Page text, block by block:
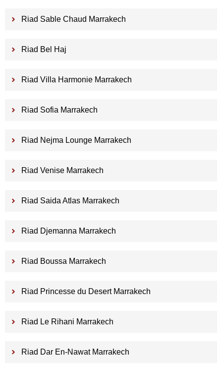
Riad Sable Chaud Marrakech
Riad Bel Haj
Riad Villa Harmonie Marrakech
Riad Sofia Marrakech
Riad Nejma Lounge Marrakech
Riad Venise Marrakech
Riad Saida Atlas Marrakech
Riad Djemanna Marrakech
Riad Boussa Marrakech
Riad Princesse du Desert Marrakech
Riad Le Rihani Marrakech
Riad Dar En-Nawat Marrakech